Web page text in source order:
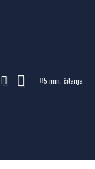
5 min. čitanja